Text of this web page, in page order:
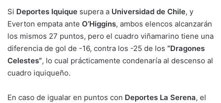
Si Deportes Iquique supera a Universidad de Chile, y
Everton empata ante O’Higgins, ambos elencos alcanzarán
los mismos 27 puntos, pero el cuadro viñamarino tiene una
diferencia de gol de -16, contra los -25 de los “Dragones
Celestes”, lo cual prácticamente condenaría al descenso al
cuadro iquiqueño.
En caso de igualar en puntos con Deportes La Serena, el